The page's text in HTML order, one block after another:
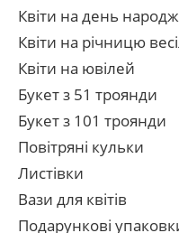
Квіти на день
Квіти на річницю
Квіти на ювілей
Букет з 51 троянди
Букет з 101 троянди
Повітряні кульки
Листівки
Вази для квітів
Подарункові